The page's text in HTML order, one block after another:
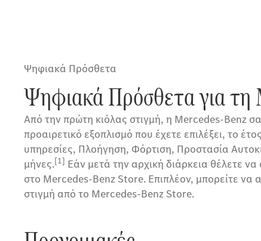
Ψηφιακά Πρόσθετα
Ψηφιακά Πρόσθετα για τη
Από την πρώτη κιόλας στιγμή, η Mercedes-Benz
προαιρετικό εξοπλισμό που έχετε επιλέξει, το
υπηρεσίες, Πλοήγηση, Φόρτιση, Προστασία
μήνες.[1] Εάν μετά την αρχική διάρκεια θέλετε
στο Mercedes-Benz Store. Επιπλέον, μπορείτε
στιγμή από το Mercedes-Benz Store.